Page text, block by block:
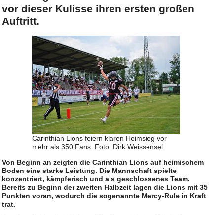
vor dieser Kulisse ihren ersten großen
Auftritt.
Carinthian Lions feiern klaren Heimsieg vor
mehr als 350 Fans. Foto: Dirk Weissensel
Von Beginn an zeigten die Carinthian Lions auf heimischem
Boden eine starke Leistung. Die Mannschaft spielte
konzentriert, kämpferisch und als geschlossenes Team.
Bereits zu Beginn der zweiten Halbzeit lagen die Lions mit 35
Punkten voran, wodurch die sogenannte Mercy-Rule in Kraft
trat.